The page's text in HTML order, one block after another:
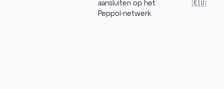
aansluiten op het
Peppol-netwerk
🇪🇺